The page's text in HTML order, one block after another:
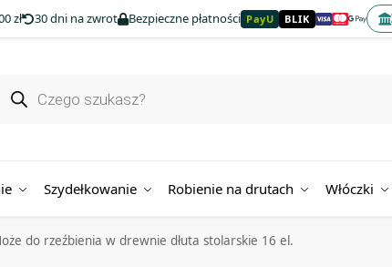
zł 30 dni na zwrot Bezpieczne płatności PayU BLIK
Szydełkowanie Robienie na drutach Włóczki
do rzeźbienia w drewnie dłuta stolarskie 16 el.